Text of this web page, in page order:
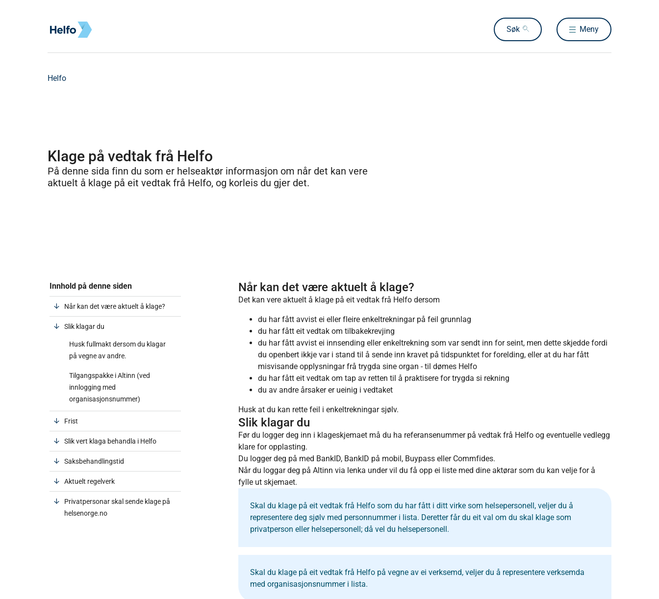
Søk Meny
Helfo
Klage på vedtak frå Helfo
På denne sida finn du som er helseaktør informasjon om når det kan vere
aktuelt å klage på eit vedtak frå Helfo, og korleis du gjer det.
Innhold på denne siden
Når kan det være aktuelt å klage?
Slik klagar du
Husk fullmakt dersom du klagar
på vegne av andre.
Tilgangspakke i Altinn (ved
innlogging med
organisasjonsnummer)
Frist
Slik vert klaga behandla i Helfo
Saksbehandlingstid
Aktuelt regelverk
Privatpersonar skal sende klage på
helsenorge.no
Når kan det være aktuelt å klage?
Det kan vere aktuelt å klage på eit vedtak frå Helfo dersom
du har fått avvist ei eller fleire enkeltrekningar på feil grunnlag
du har fått eit vedtak om tilbakekrevjing
du har fått avvist ei innsending eller enkeltrekning som var sendt inn for seint, men dette skjedde fordi
du openbert ikkje var i stand til å sende inn kravet på tidspunktet for forelding, eller at du har fått
misvisande opplysningar frå trygda sine organ - til dømes Helfo
du har fått eit vedtak om tap av retten til å praktisere for trygda si rekning
du av andre årsaker er ueinig i vedtaket
Husk at du kan rette feil i enkeltrekningar sjølv.
Slik klagar du
Før du logger deg inn i klageskjemaet må du ha referansenummer på vedtak frå Helfo og eventuelle vedlegg
klare for opplasting.
Du logger deg på med BankID, BankID på mobil, Buypass eller Commfides.
Når du loggar deg på Altinn via lenka under vil du få opp ei liste med dine aktørar som du kan velje for å
fylle ut skjemaet.
Skal du klage på eit vedtak frå Helfo som du har fått i ditt virke som helsepersonell, veljer du å
representere deg sjølv med personnummer i lista. Deretter får du eit val om du skal klage som
privatperson eller helsepersonell; då vel du helsepersonell.
Skal du klage på eit vedtak frå Helfo på vegne av ei verksemd, veljer du å representere verksemda
med organisasjonsnummer i lista.